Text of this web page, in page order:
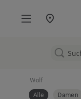
Wolf
Alle
Damen